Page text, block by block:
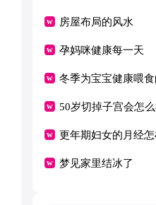
品挑选要点
房屋布局的风水
孕妈咪健康每一天
冬季为宝宝健康喂
50岁切掉子宫会怎
更年期妇女的月经
梦见家里结冰了